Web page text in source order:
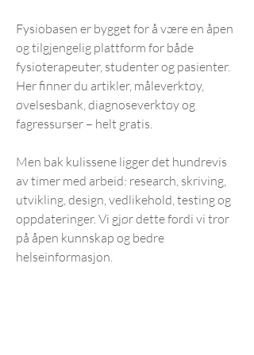
Fysiobasen er bygget for å være en åpen
og tilgjengelig plattform for både
fysioterapeuter, studenter og pasienter.
Her finner du artikler, måleverktøy,
øvelsesbank, diagnoseverktøy og
fagressurser – helt gratis.
Men bak kulissene ligger det hundrevis
av timer med arbeid: research, skriving,
utvikling, design, vedlikehold, testing og
oppdateringer. Vi gjør dette fordi vi tror
på åpen kunnskap og bedre
helseinformasjon.